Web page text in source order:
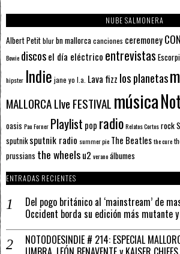
NUBE SALMONERA
Albert Petitblurbn mallorcacanciones ceremoney
Bowie discosel día eléctrico entrevistas
hipster Indie jane yo l.a. Lava fizz los planetas
MALLORCA LIve FESTIVAL música
oasis Pau Forner Playlist pop radioRelatos Cortosrock
sputnik sputnik radio summer pie The Beatlesthe cure
prussians the wheelsu2 veranoálbumes
ENTRADAS RECIENTES
Del pogo británico al ‘mainstream’ de
Occident borda su edición más mutante
NOTODOESINDIE # 214: ESPECIAL